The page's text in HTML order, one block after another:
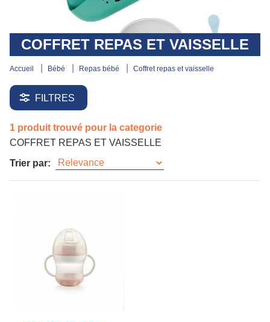
COFFRET REPAS ET VAISSELLE
accueil bébé repas bébé coffret repas et vaisselle
FILTRES
1 produit trouvé pour la categorie
COFFRET REPAS ET VAISSELLE
Trier par: